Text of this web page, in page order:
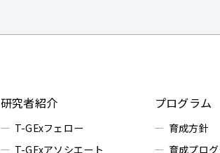
研究者紹介
T-GExフェロー
T-GExアソシエート
プログラム
育成方針
育成プロ